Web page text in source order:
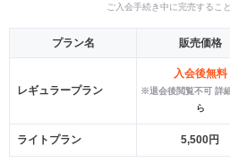
ご入会手続き中に完売するこ
プラン名 販売価格
レギュラープラン
入会後無料
※退会後閲覧不可 詳
ら
ライトプラン 5,500円